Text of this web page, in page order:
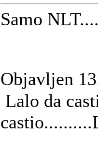
Samo
Objavljen
Lalo da